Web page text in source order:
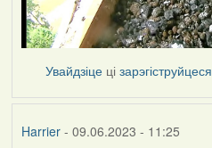
Увайдзіце цізарэгіструйцеся
Harrier- 09.06.2023 - 11:25